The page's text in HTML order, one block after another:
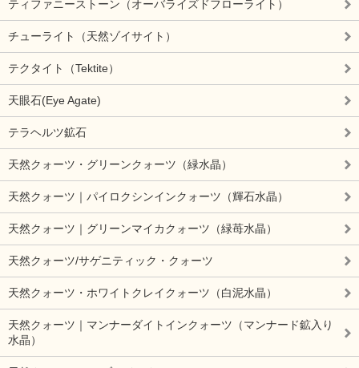
ティファニーストーン（オーバライズドフローライト）
チューライト（天然ゾイサイト）
テクタイト（Tektite）
天眼石(Eye Agate)
テラヘルツ鉱石
天然クォーツ・グリーンクォーツ（緑水晶）
天然クォーツ｜パイロクシンインクォーツ（輝石水晶）
天然クォーツ｜グリーンマイカクォーツ（緑苺水晶）
天然クォーツ/サゲニティック・クォーツ
天然クォーツ・ホワイトクレイクォーツ（白泥水晶）
天然クォーツ｜マンナーダイトインクォーツ（マンナード鉱入り
水晶）